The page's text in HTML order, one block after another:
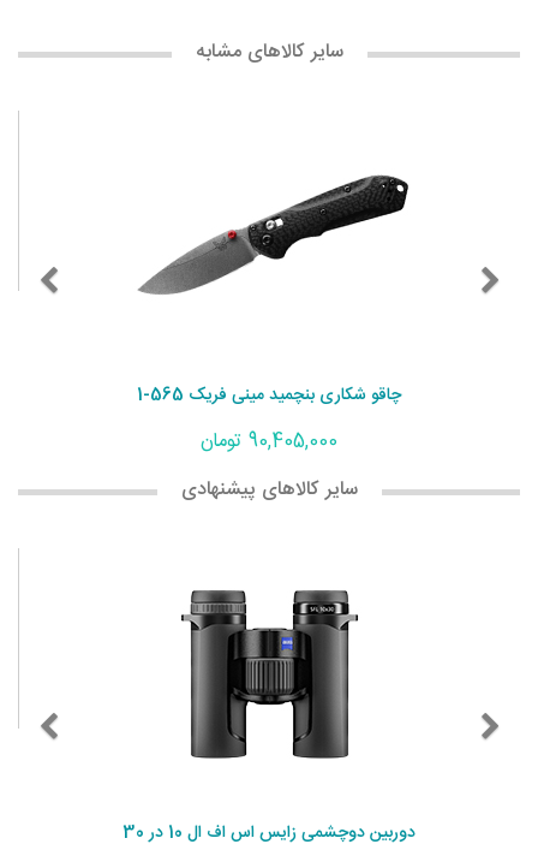
سایر کالاهای مشابه
چاقو شکاری بنچمید مینی فریک 565-1
90,405,000 تومان
سایر کالاهای پیشنهادی
دوربین دوچشمی زایس اس اف ال 10 در 30